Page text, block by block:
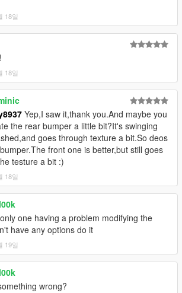
18일
18일
Yep,I saw it,thank you.And maybe you
the rear bumper a little bit?It's swinging
goes through texture a bit.So deos
front one is better,but still goes
testure a bit :)
18일
one having a problem modifying the
have any options do it
19일
wrong?